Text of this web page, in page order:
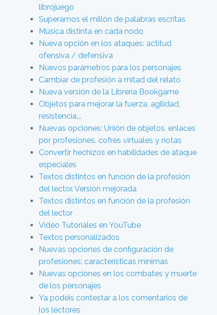
librojuego
Superamos el millón de palabras escritas
Música distinta en cada nodo
Nueva opción en los ataques: actitud
ofensiva / defensiva
Nuevos parámetros para los personajes
Cambiar de profesión a mitad del relato
Nueva versión de la Librería Bookgame
Objetos para mejorar la fuerza, agilidad,
resistencia,…
Nuevas opciones: Unión de objetos, enlaces
por profesiones, cofres virtuales y notas
Convertir hechizos en habilidades de ataque
especiales
Textos distintos en función de la profesión
del lector. Versión mejorada
Textos distintos en función de la profesión
del lector
Vídeo Tutoriales en YouTube
Textos personalizados
Nuevas opciones de configuración de
profesiones: características mínimas
Nuevas opciones en los combates y muerte
de los personajes
Ya podéis contestar a los comentarios de
los lectores